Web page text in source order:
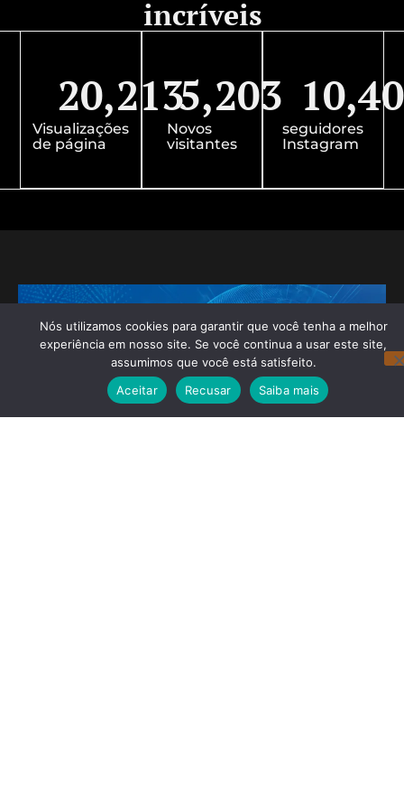
incríveis
Visualizações
de página
20,213
Novos
visitantes
5,203
seguidores
Instagram
Nós utilizamos cookies para garantir que você tenha a melhor
experiência em nosso site. Se você continua a usar este site,
assumimos que você está satisfeito.
Aceitar
Recusar Saiba mais